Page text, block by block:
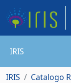
IRIS
IRIS Catalogo